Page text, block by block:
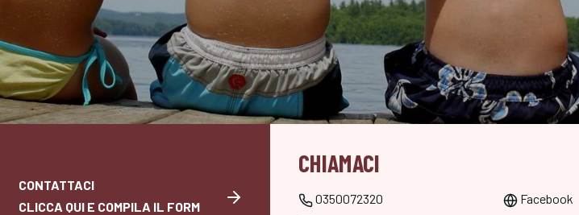
CONTATTACI
CLICCA QUI E COMPILA IL FORM
CHIAMACI
0350072320 Facebook